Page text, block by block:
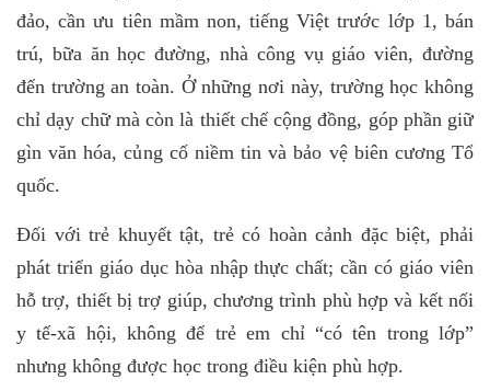
đảo, cần ưu tiên mầm non, tiếng Việt trước lớp 1, bán
trú, bữa ăn học đường, nhà công vụ giáo viên, đường
đến trường an toàn. Ở những nơi này, trường học không
chỉ dạy chữ mà còn là thiết chế cộng đồng, góp phần giữ
gìn văn hóa, củng cố niềm tin và bảo vệ biên cương Tổ
quốc.
Đối với trẻ khuyết tật, trẻ có hoàn cảnh đặc biệt, phải
phát triển giáo dục hòa nhập thực chất; cần có giáo viên
hỗ trợ, thiết bị trợ giúp, chương trình phù hợp và kết nối
y tế-xã hội, không để trẻ em chỉ “có tên trong lớp”
nhưng không được học trong điều kiện phù hợp.